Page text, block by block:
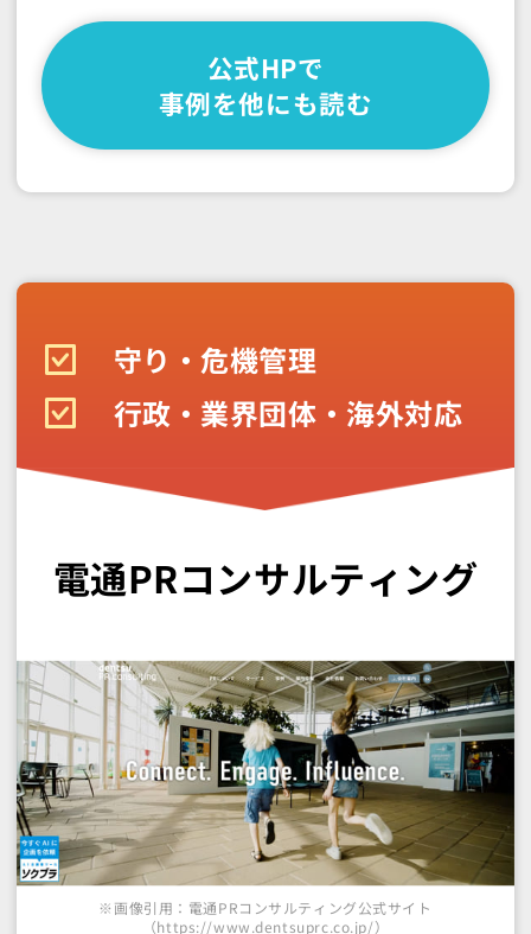
公式HPで
事例を他にも読む
守り・危機管理
行政・業界団体・海外対応
電通PRコンサルティング
※画像引用：電通PRコンサルティング公式サイト
（https://www.dentsuprc.co.jp/）